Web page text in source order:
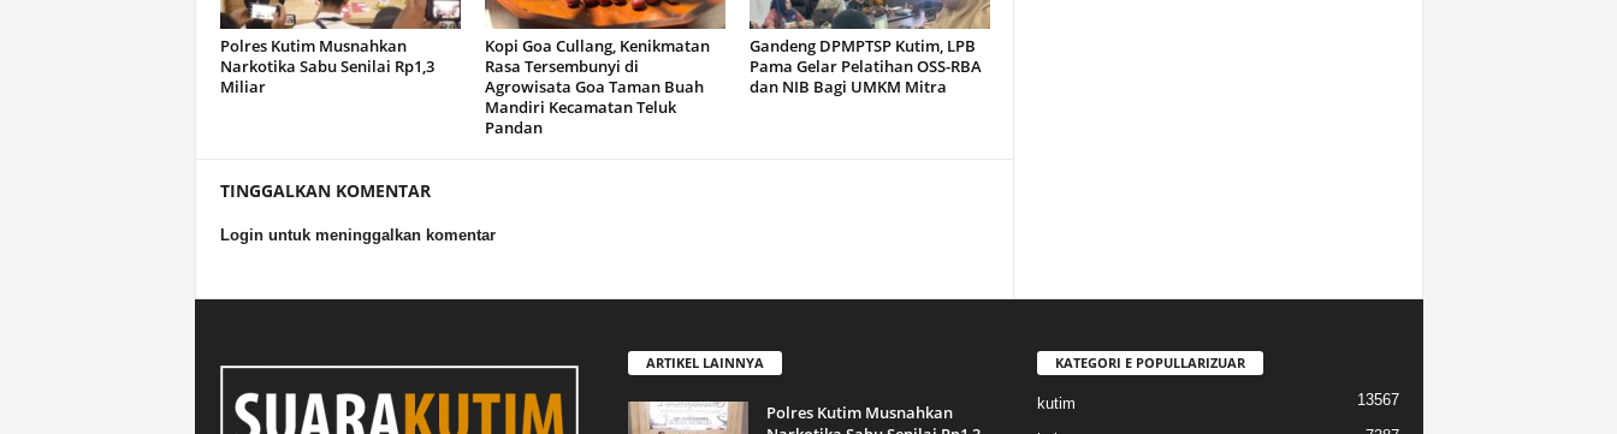
Polres Kutim Musnahkan
Narkotika Sabu Senilai Rp1,3
Miliar
Kopi Goa Cullang, Kenikmatan
Rasa Tersembunyi di
Agrowisata Goa Taman Buah
Mandiri Kecamatan Teluk
Pandan
Gandeng DPMPTSP Kutim, LPB
Pama Gelar Pelatihan OSS-RBA
dan NIB Bagi UMKM Mitra
TINGGALKAN KOMENTAR
Login untuk meninggalkan komentar
ARTIKEL LAINNYA
Polres Kutim Musnahkan
KATEGORI E POPULLARIZUAR
kutim 13567